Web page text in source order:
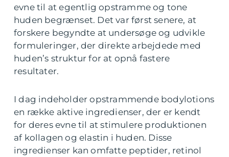
evne til at egentlig opstramme og tone
huden begrænset. Det var først senere, at
forskere begyndte at undersøge og udvikle
formuleringer, der direkte arbejdede med
huden’s struktur for at opnå fastere
resultater.
I dag indeholder opstrammende bodylotions
en række aktive ingredienser, der er kendt
for deres evne til at stimulere produktionen
af kollagen og elastin i huden. Disse
ingredienser kan omfatte peptider, retinol